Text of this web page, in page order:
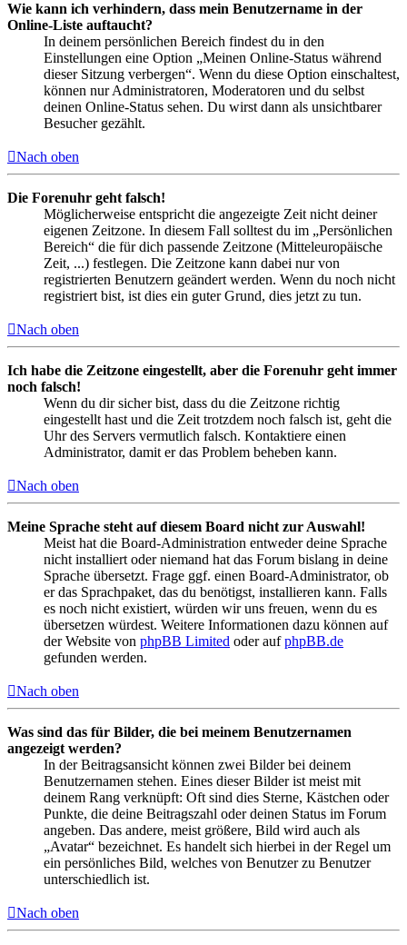
Wie kann ich verhindern, dass mein Benutzername in der
Online-Liste auftaucht?
In deinem persönlichen Bereich findest du in den
Einstellungen eine Option „Meinen Online-Status während
dieser Sitzung verbergen“. Wenn du diese Option einschaltest,
können nur Administratoren, Moderatoren und du selbst
deinen Online-Status sehen. Du wirst dann als unsichtbarer
Besucher gezählt.
Nach oben
Die Forenuhr geht falsch!
Möglicherweise entspricht die angezeigte Zeit nicht deiner
eigenen Zeitzone. In diesem Fall solltest du im „Persönlichen
Bereich“ die für dich passende Zeitzone (Mitteleuropäische
Zeit, ...) festlegen. Die Zeitzone kann dabei nur von
registrierten Benutzern geändert werden. Wenn du noch nicht
registriert bist, ist dies ein guter Grund, dies jetzt zu tun.
Nach oben
Ich habe die Zeitzone eingestellt, aber die Forenuhr geht immer
noch falsch!
Wenn du dir sicher bist, dass du die Zeitzone richtig
eingestellt hast und die Zeit trotzdem noch falsch ist, geht die
Uhr des Servers vermutlich falsch. Kontaktiere einen
Administrator, damit er das Problem beheben kann.
Nach oben
Meine Sprache steht auf diesem Board nicht zur Auswahl!
Meist hat die Board-Administration entweder deine Sprache
nicht installiert oder niemand hat das Forum bislang in deine
Sprache übersetzt. Frage ggf. einen Board-Administrator, ob
er das Sprachpaket, das du benötigst, installieren kann. Falls
es noch nicht existiert, würden wir uns freuen, wenn du es
übersetzen würdest. Weitere Informationen dazu können auf
der Website von phpBB Limited oder aufphpBB.de
gefunden werden.
Nach oben
Was sind das für Bilder, die bei meinem Benutzernamen
angezeigt werden?
In der Beitragsansicht können zwei Bilder bei deinem
Benutzernamen stehen. Eines dieser Bilder ist meist mit
deinem Rang verknüpft: Oft sind dies Sterne, Kästchen oder
Punkte, die deine Beitragszahl oder deinen Status im Forum
angeben. Das andere, meist größere, Bild wird auch als
„Avatar“ bezeichnet. Es handelt sich hierbei in der Regel um
ein persönliches Bild, welches von Benutzer zu Benutzer
unterschiedlich ist.
Nach oben